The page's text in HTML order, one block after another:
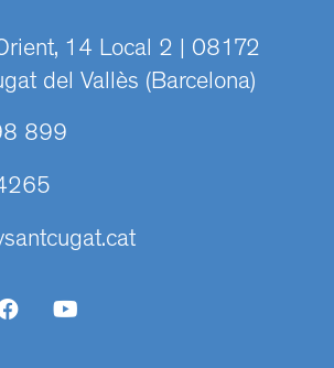
14 Local 2 | 08172
del Vallès (Barcelona)
899